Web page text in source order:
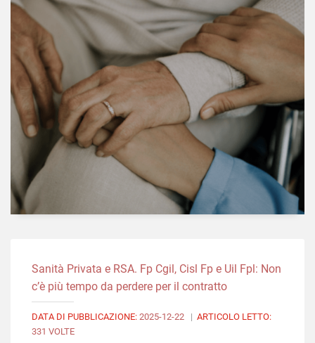
Sanità Privata e RSA. Fp Cgil, Cisl Fp e Uil Fpl: Non
c’è più tempo da perdere per il contratto
DATA DI PUBBLICAZIONE: 2025-12-22 | ARTICOLO LETTO:
331 VOLTE